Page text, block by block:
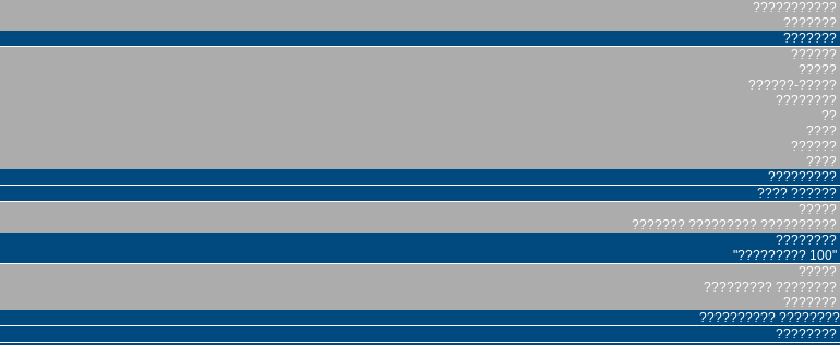
???????????
???????
???????
??????
?????
??????-?????
????????
??
????
??????
????
?????????
???? ??????
?????
??????? ????????? ??????????
????????
"????????? 100"
?????
????????? ????????
???????
?????????? ????????
????????